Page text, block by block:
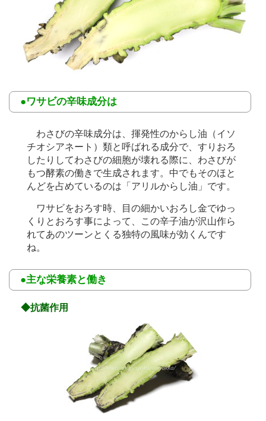
●ワサビの辛味成分は
わさびの辛味成分は、揮発性のからし油（イソ
チオシアネート）類と呼ばれる成分で、すりおろ
したりしてわさびの細胞が壊れる際に、わさびが
もつ酵素の働きで生成されます。中でもそのほと
んどを占めているのは「アリルからし油」です。
ワサビをおろす時、目の細かいおろし金でゆっ
くりとおろす事によって、この辛子油が沢山作ら
れてあのツーンとくる独特の風味が効くんです
ね。
●主な栄養素と働き
◆抗菌作用